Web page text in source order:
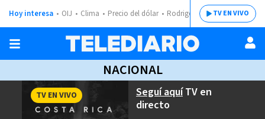
Hoy interesa OIJ Clima Precio del dólar Rodrigo ChavesTV EN VIVO
NACIONAL
Seguí aquíTV en
directo
TV EN VIVO